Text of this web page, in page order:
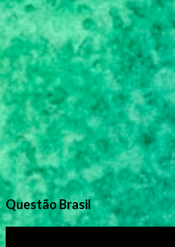
Questão Brasil